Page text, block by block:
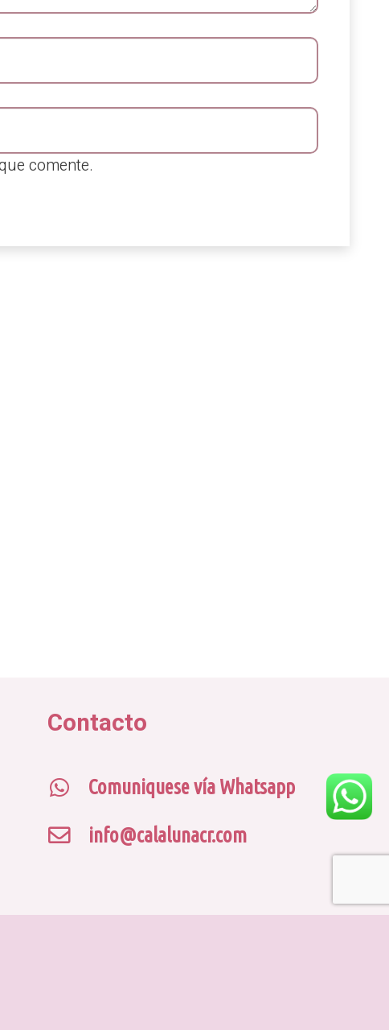
comente.
Contacto
Comuniquese vía Whatsapp
info@calalunacr.com